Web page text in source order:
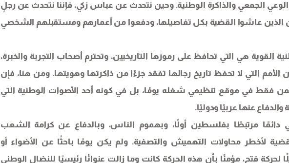
الجمعي والذاكرة الوطنية. وحين نتحدث عن عباس زكي، فإننا نتحدث عن رجلٍ
الذين عاشوا القضية بكل تفاصيلها، ودفعوا من أعمارهم ومستقبلهم الشخصي
القوية هي التي تحافظ على رموزها التاريخيين، وتحترم أصحاب التجربة والخبرة،
التي لا تحفظ تاريخ رجالها تفقد جزءًا من ذاكرتها وهويتها. ومن هنا، فإن
فقط في موقع تنظيمي شغله يومًا، بل في كونه أحد الأصوات الوطنية التي
عنها عربيًا ودوليًا.
دائمًا مرتبطًا بفلسطين أولًا، وبهموم الناس، وبالدفاع عن كرامة الشعب
لأخطر محاولات التهميش والتصفية. ولم يكن يومًا باحثًا عن الأضواء أو
فتح، مؤمنًا بأن هذه الحركة كانت وما زالت عنوانًا رئيسيًا للنضال الوطني